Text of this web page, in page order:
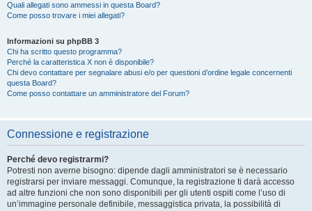
Quali allegati sono ammessi in questa Board?
Come posso trovare i miei allegati?
Informazioni su phpBB 3
Chi ha scritto questo programma?
Perché la caratteristica X non è disponibile?
Chi devo contattare per segnalare abusi e/o per questioni d’ordine legale concernenti
questa Board?
Come posso contattare un amministratore del Forum?
Connessione e registrazione
Perché devo registrarmi?
Potresti non averne bisogno: dipende dagli amministratori se è necessario
registrarsi per inviare messaggi. Comunque, la registrazione ti darà accesso
ad altre funzioni che non sono disponibili per gli utenti ospiti come l’uso di
un’immagine personale definibile, messaggistica privata, la possibilità di